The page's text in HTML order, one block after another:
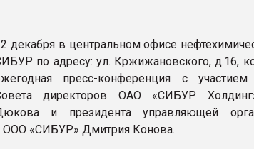
декабря в центральном офисе
по адресу: ул. Кржижановского, д.16,
пресс-конференция c участием
директоров ОАО «СИБУР
и президента управляющей
ООО «СИБУР» Дмитрия Конова.